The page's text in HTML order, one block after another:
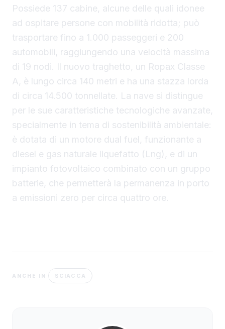
Possiede 137 cabine, alcune delle quali idonee
ad ospitare persone con mobilità ridotta; può
trasportare fino a 1.000 passeggeri e 200
automobili, raggiungendo una velocità massima
di 19 nodi. Il nuovo traghetto, un Ropax Classe
A, è lungo circa 140 metri e ha una stazza lorda
di circa 14.500 tonnellate. La nave si distingue
per le sue caratteristiche tecnologiche avanzate,
specialmente in tema di sostenibilità ambientale:
è dotata di un motore dual fuel, funzionante a
diesel e gas naturale liquefatto (Lng), e di un
impianto fotovoltaico combinato con un gruppo
batterie, che permetterà la permanenza in porto
a emissioni zero per circa quattro ore.
ANCHE IN SCIACCA